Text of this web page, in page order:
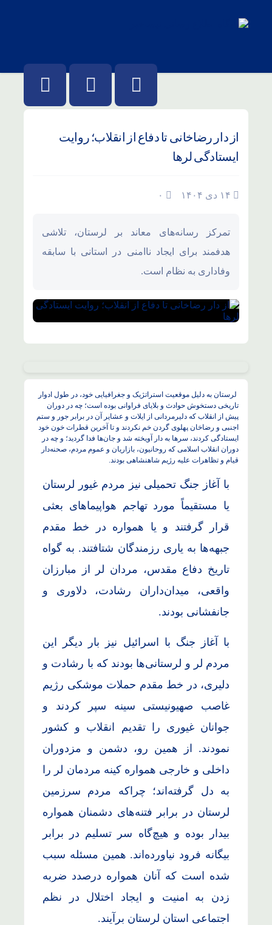
از دار رضاخانی تا دفاع از انقلاب؛ روایت
ایستادگی لرها
۰
تمرکز رسانه‌های معاند بر لرستان، تلاشی
هدفمند برای ایجاد ناامنی در استانی با سابقه
وفاداری به نظام است.
لرستان به دلیل موقعیت استراتژیک و جغرافیایی خود، در طول ادوار
تاریخی دستخوش حوادث و بلایای فراوانی بوده است؛ چه در دوران
پیش از انقلاب که دلیرمردانی از ایلات و عشایر آن در برابر جور و ستم
اجنبی و رضاخان پهلوی گردن خم نکردند و تا آخرین قطرات خون خود
ایستادگی کردند، سرها به دار آویخته شد و جان‌ها فدا گردید؛ و چه در
دوران انقلاب اسلامی که روحانیون، بازاریان و عموم مردم، صحنه‌دار
قیام و تظاهرات علیه رژیم شاهنشاهی بودند.
با آغاز جنگ تحمیلی نیز مردم غیور لرستان
یا مستقیماً مورد تهاجم هواپیماهای بعثی
قرار گرفتند و یا همواره در خط مقدم
جبهه‌ها به یاری رزمندگان شتافتند. به گواه
تاریخ دفاع مقدس، مردان لر از مبارزان
واقعی، میدان‌داران رشادت، دلاوری و
جانفشانی بودند.
با آغاز جنگ با اسرائیل نیز بار دیگر این
مردم لر و لرستانی‌ها بودند که با رشادت و
دلیری، در خط مقدم حملات موشکی رژیم
غاصب صهیونیستی سینه سپر کردند و
جوانان غیوری را تقدیم انقلاب و کشور
نمودند. از همین رو، دشمن و مزدوران
داخلی و خارجی همواره کینه مردمان لر را
به دل گرفته‌اند؛ چراکه مردم سرزمین
لرستان در برابر فتنه‌های دشمنان همواره
بیدار بوده و هیچ‌گاه سر تسلیم در برابر
بیگانه فرود نیاورده‌اند. همین مسئله سبب
شده است که آنان همواره درصدد ضربه
زدن به امنیت و ایجاد اختلال در نظم
اجتماعی استان لرستان برآیند.